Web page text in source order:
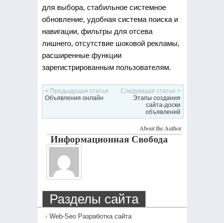
для выбора, стабильное системное
обновление, удобная система поиска и
навигации, фильтры для отсева
лишнего, отсутствие шоковой рекламы,
расширенные функции
зарегистрированным пользователям.
< Предыдущая статья
Объявления онлайн
Следующая статья >
Этапы создания
сайта-доски
объявлений
About the Author
Информационная Свобода
Разделы сайта
Web-Seo Разработка сайта